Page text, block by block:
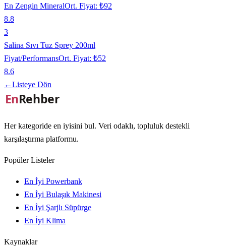
En Zengin MineralOrt. Fiyat: ₺92
8.8
3
Salina Sıvı Tuz Sprey 200ml
Fiyat/PerformansOrt. Fiyat: ₺52
8.6
←Listeye Dön
Her kategoride en iyisini bul. Veri odaklı, topluluk destekli
karşılaştırma platformu.
Popüler Listeler
En İyi Powerbank
En İyi Bulaşık Makinesi
En İyi Şarjlı Süpürge
En İyi Klima
Kaynaklar